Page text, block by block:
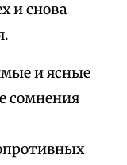
и снова
и ясные
сомнения